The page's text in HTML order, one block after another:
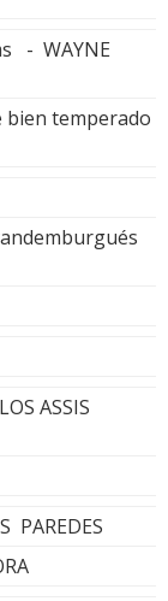
- WAYNE
bien temperado
ASSIS
PAREDES